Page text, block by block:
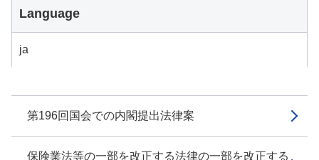
第196回国会での内閣提出法律案
保険業法等の一部を改正する法律の一部を改正する
Language
ja